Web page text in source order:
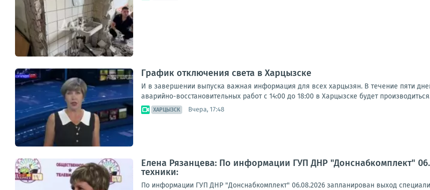
График отключения света в Харцызске
И в завершении выпуска важная информация для всех харцызян. В течение пяти
аварийно-восстановительных работ с 14:00 до 18:00 в Харцызске будет
ХАРЦЫЗСК Вчера, 17:48
Елена Рязанцева: По информации ГУП ДНР "Донснабкомплект"
техники:
По информации ГУП ДНР "Донснабкомплект" 06.08.2026 запланирован выход